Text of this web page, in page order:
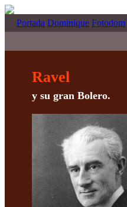
Portada Dominique Fotodom
Ravel
y su gran Bolero.